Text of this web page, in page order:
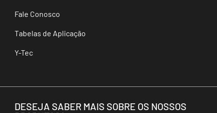
Fale Conosco
Tabelas de Aplicação
Y-Tec
DESEJA SABER MAIS SOBRE OS NOSSOS